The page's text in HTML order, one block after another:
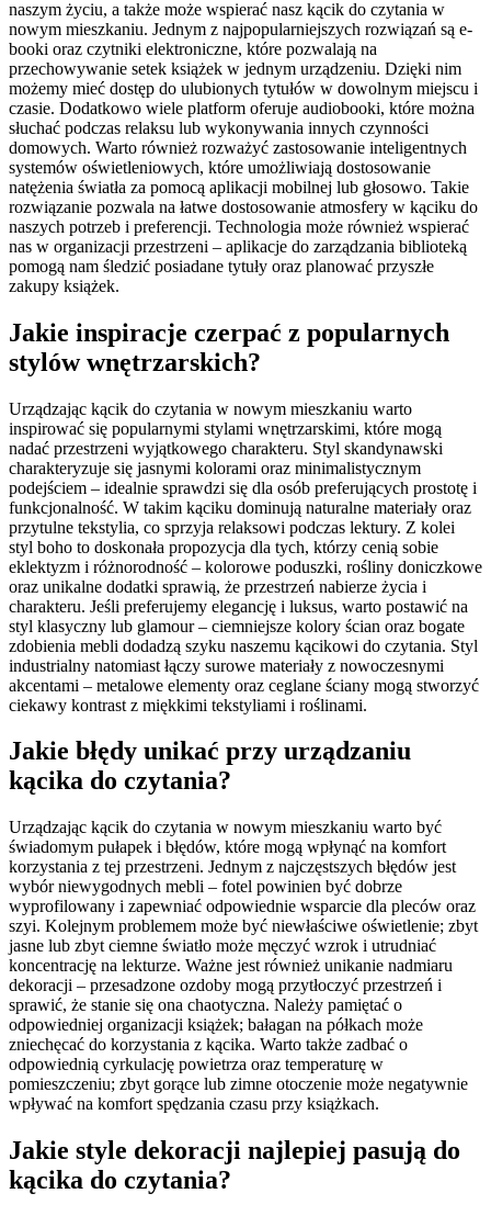
naszym życiu, a także może wspierać nasz kącik do czytania w
nowym mieszkaniu. Jednym z najpopularniejszych rozwiązań są e-
booki oraz czytniki elektroniczne, które pozwalają na
przechowywanie setek książek w jednym urządzeniu. Dzięki nim
możemy mieć dostęp do ulubionych tytułów w dowolnym miejscu i
czasie. Dodatkowo wiele platform oferuje audiobooki, które można
słuchać podczas relaksu lub wykonywania innych czynności
domowych. Warto również rozważyć zastosowanie inteligentnych
systemów oświetleniowych, które umożliwiają dostosowanie
natężenia światła za pomocą aplikacji mobilnej lub głosowo. Takie
rozwiązanie pozwala na łatwe dostosowanie atmosfery w kąciku do
naszych potrzeb i preferencji. Technologia może również wspierać
nas w organizacji przestrzeni – aplikacje do zarządzania biblioteką
pomogą nam śledzić posiadane tytuły oraz planować przyszłe
zakupy książek.
Jakie inspiracje czerpać z popularnych
stylów wnętrzarskich?
Urządzając kącik do czytania w nowym mieszkaniu warto
inspirować się popularnymi stylami wnętrzarskimi, które mogą
nadać przestrzeni wyjątkowego charakteru. Styl skandynawski
charakteryzuje się jasnymi kolorami oraz minimalistycznym
podejściem – idealnie sprawdzi się dla osób preferujących prostotę i
funkcjonalność. W takim kąciku dominują naturalne materiały oraz
przytulne tekstylia, co sprzyja relaksowi podczas lektury. Z kolei
styl boho to doskonała propozycja dla tych, którzy cenią sobie
eklektyzm i różnorodność – kolorowe poduszki, rośliny doniczkowe
oraz unikalne dodatki sprawią, że przestrzeń nabierze życia i
charakteru. Jeśli preferujemy elegancję i luksus, warto postawić na
styl klasyczny lub glamour – ciemniejsze kolory ścian oraz bogate
zdobienia mebli dodadzą szyku naszemu kącikowi do czytania. Styl
industrialny natomiast łączy surowe materiały z nowoczesnymi
akcentami – metalowe elementy oraz ceglane ściany mogą stworzyć
ciekawy kontrast z miękkimi tekstyliami i roślinami.
Jakie błędy unikać przy urządzaniu
kącika do czytania?
Urządzając kącik do czytania w nowym mieszkaniu warto być
świadomym pułapek i błędów, które mogą wpłynąć na komfort
korzystania z tej przestrzeni. Jednym z najczęstszych błędów jest
wybór niewygodnych mebli – fotel powinien być dobrze
wyprofilowany i zapewniać odpowiednie wsparcie dla pleców oraz
szyi. Kolejnym problemem może być niewłaściwe oświetlenie; zbyt
jasne lub zbyt ciemne światło może męczyć wzrok i utrudniać
koncentrację na lekturze. Ważne jest również unikanie nadmiaru
dekoracji – przesadzone ozdoby mogą przytłoczyć przestrzeń i
sprawić, że stanie się ona chaotyczna. Należy pamiętać o
odpowiedniej organizacji książek; bałagan na półkach może
zniechęcać do korzystania z kącika. Warto także zadbać o
odpowiednią cyrkulację powietrza oraz temperaturę w
pomieszczeniu; zbyt gorące lub zimne otoczenie może negatywnie
wpływać na komfort spędzania czasu przy książkach.
Jakie style dekoracji najlepiej pasują do
kącika do czytania?